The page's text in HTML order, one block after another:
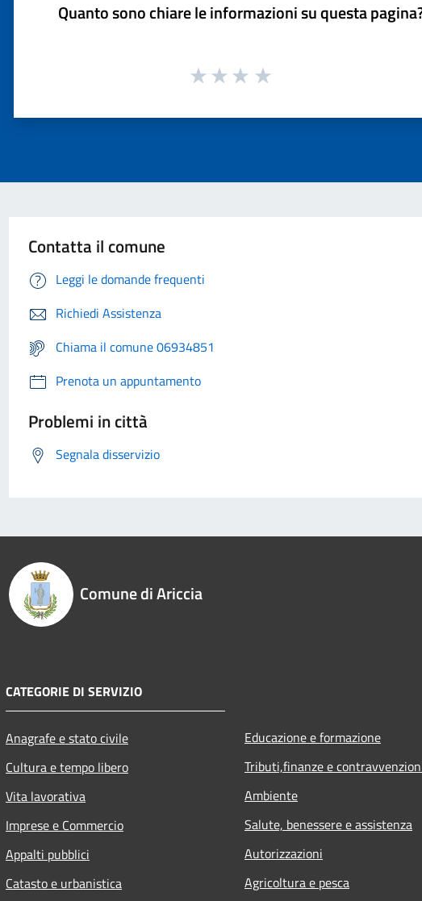
Quanto sono chiare le informazioni su questa
Contatta il comune
Leggi le domande frequenti
Richiedi Assistenza
Chiama il comune 06934851
Prenota un appuntamento
Problemi in città
Segnala disservizio
Comune di Ariccia
CATEGORIE DI SERVIZIO
Anagrafe e stato civile
Cultura e tempo libero
Vita lavorativa
Imprese e Commercio
Appalti pubblici
Catasto e urbanistica
Educazione e formazione
Tributi,finanze e
Ambiente
Salute, benessere e assistenza
Autorizzazioni
Agricoltura e pesca